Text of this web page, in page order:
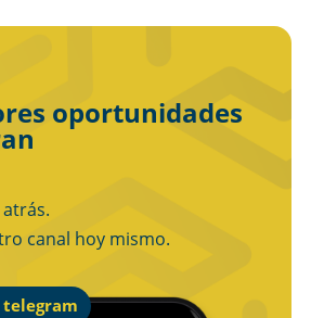
oportunidades
canal hoy mismo.